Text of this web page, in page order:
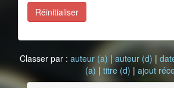
Réinitialiser
Classer par : auteur (a) |auteur (d) |
(a) | titre (d) | ajout